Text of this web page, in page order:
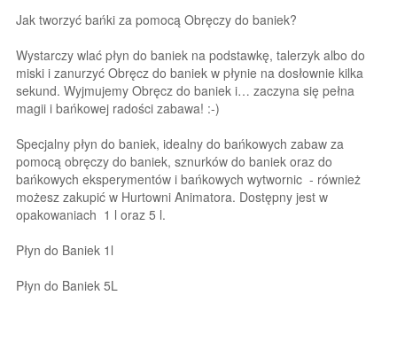
Jak tworzyć bańki za pomocą Obręczy do baniek?
Wystarczy wlać płyn do baniek na podstawkę, talerzyk albo do
miski i zanurzyć Obręcz do baniek w płynie na dosłownie kilka
sekund. Wyjmujemy Obręcz do baniek i… zaczyna się pełna
magii i bańkowej radości zabawa! :-)
Specjalny płyn do baniek, idealny do bańkowych zabaw za
pomocą obręczy do baniek, sznurków do baniek oraz do
bańkowych eksperymentów i bańkowych wytwornic - również
możesz zakupić w Hurtowni Animatora. Dostępny jest w
opakowaniach 1 l oraz 5 l.
Płyn do Baniek 1l
Płyn do Baniek 5L